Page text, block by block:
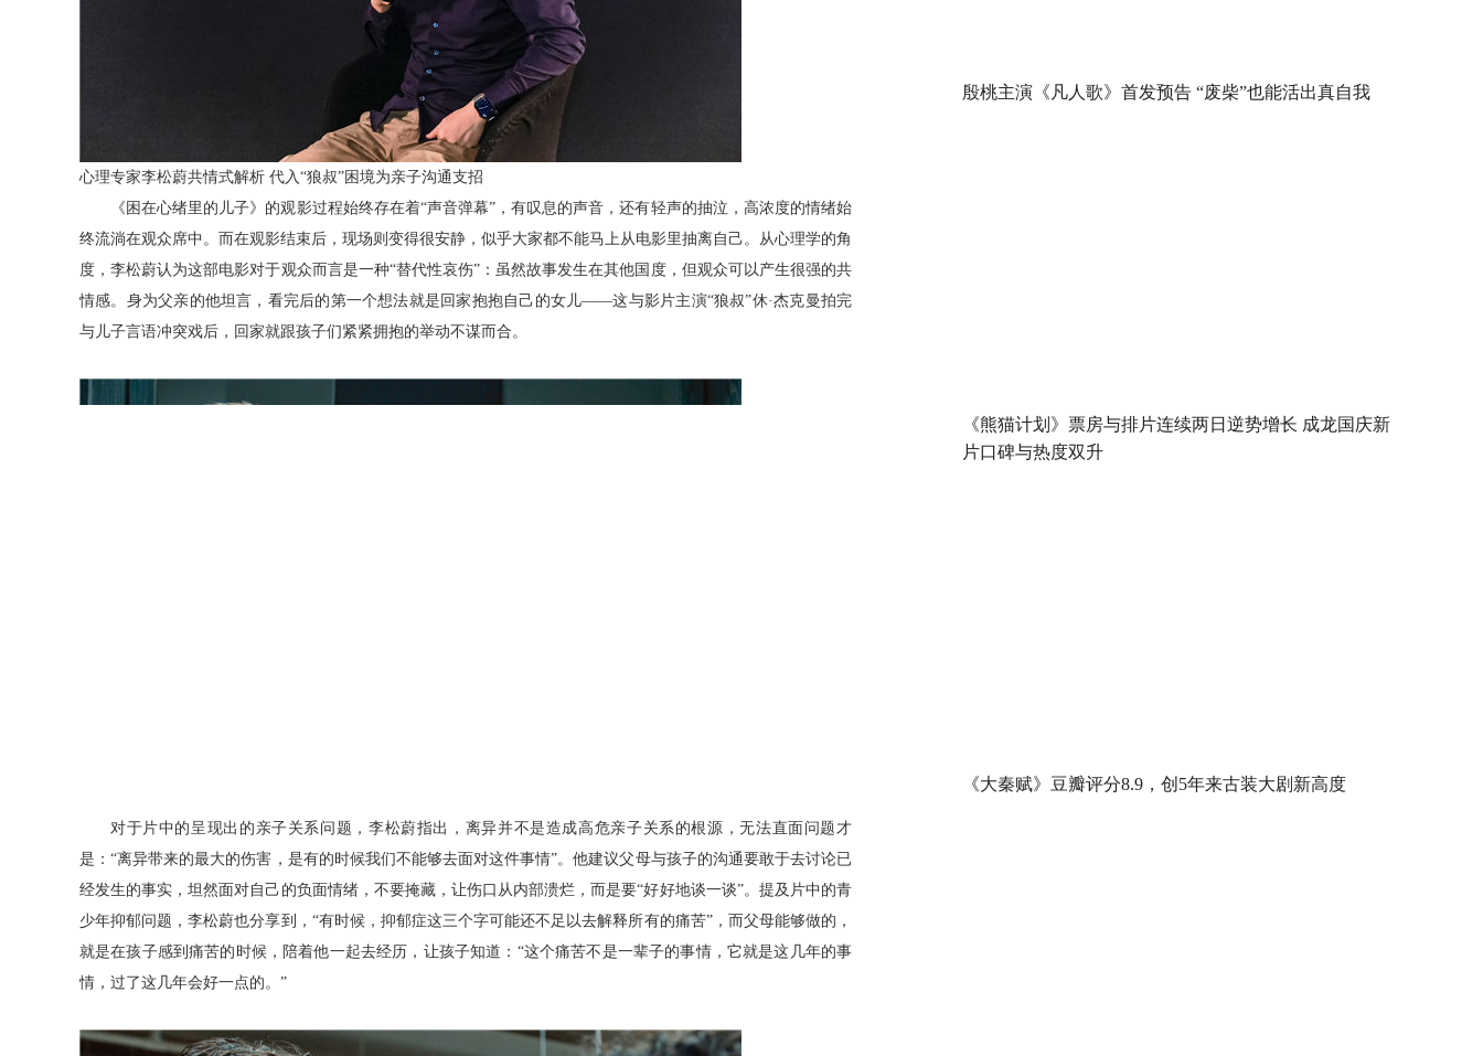
心理专家李松蔚共情式解析 代入“狼叔”困境为亲子沟通支招
《困在心绪里的儿子》的观影过程始终存在着“声音弹幕”，有叹息的声音，还有轻声的抽泣，高浓度的情绪始
终流淌在观众席中。而在观影结束后，现场则变得很安静，似乎大家都不能马上从电影里抽离自己。从心理学的角
度，李松蔚认为这部电影对于观众而言是一种“替代性哀伤”：虽然故事发生在其他国度，但观众可以产生很强的共
情感。身为父亲的他坦言，看完后的第一个想法就是回家抱抱自己的女儿——这与影片主演“狼叔”休·杰克曼拍完
与儿子言语冲突戏后，回家就跟孩子们紧紧拥抱的举动不谋而合。
对于片中的呈现出的亲子关系问题，李松蔚指出，离异并不是造成高危亲子关系的根源，无法直面问题才
是：“离异带来的最大的伤害 ， 是有的时候我们不能够去面对这件事情”。他建议父母与孩子的沟通要敢于去讨论已
经发生的事实，坦然面对自己的负面情绪，不要掩藏，让伤口从内部溃烂，而是要“好好地谈一谈”。提及片中的青
少年抑郁问题，李松蔚也分享到 ， “有时候， 抑郁症这三个字可能还不足以去解释所有的痛苦”，而父母能够做的，
就是在孩子感到痛苦的时候，陪着他一起去经历，让孩子知道：“这个痛苦不是一辈子的事情，它就是这几年的事
情，过了这几年会好一点的。 ”
殷桃主演《凡人歌》首发预告 “废柴”也能活出真自我
《熊猫计划》票房与排片连续两日逆势增长 成龙国庆新
片口碑与热度双升
《大秦赋》豆瓣评分8.9，创5年来古装大剧新高度